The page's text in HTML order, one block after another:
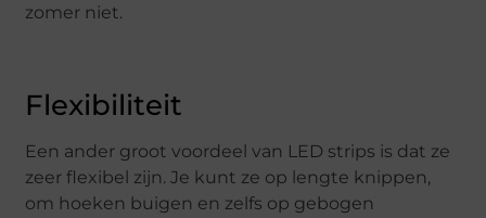
zomer niet.
Flexibiliteit
Een ander groot voordeel van LED strips is dat ze
zeer flexibel zijn. Je kunt ze op lengte knippen,
om hoeken buigen en zelfs op gebogen